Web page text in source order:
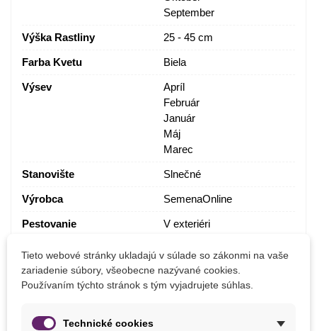
September
Výška Rastliny 25 - 45 cm
Farba Kvetu Biela
Výsev
Apríl
Február
Január
Máj
Marec
Stanovište Slnečné
Výrobca SemenaOnline
Pestovanie V exteriéri
Vegetačné Obdobie Trvalky
Obdobie Výsadby
Tieto webové stránky ukladajú v súlade so zákonmi na vaše
zariadenie súbory, všeobecne nazývané cookies.
Používaním týchto stránok s tým vyjadrujete súhlas.
Technické cookies